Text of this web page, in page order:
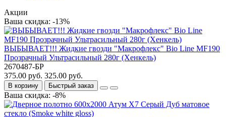
Акции
Ваша скидка: -13%
ВЫБЫВАЕТ!!! Жидкие гвозди "Макрофлекс" Bio Line MF190
Прозрачный Ультрасильный 280г (Хенкель)
2670487-БР
375.00 руб. 325.00 руб.
В корзину Быстрый заказ
Ваша скидка: -8%